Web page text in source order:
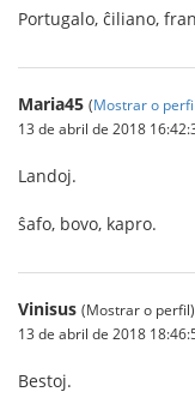
Portugalo, ĉiliano,
Maria45 (Mostrar o perfil
13 de abril de 2018
Landoj.
ŝafo, bovo, kapro.
Vinisus (Mostrar o perfil)
13 de abril de 2018
Bestoj.